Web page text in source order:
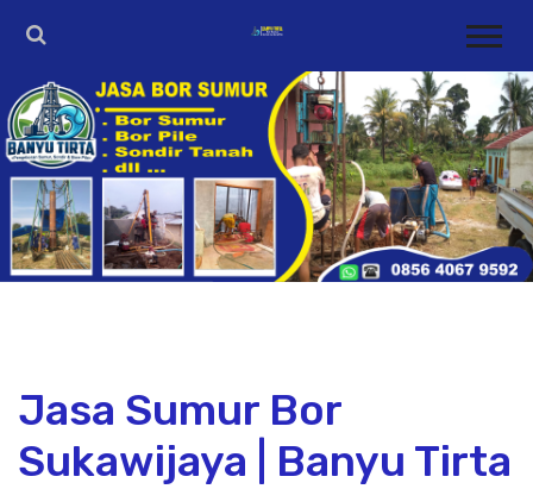
Jasa Sumur Bor
Sukawijaya | Banyu Tirta